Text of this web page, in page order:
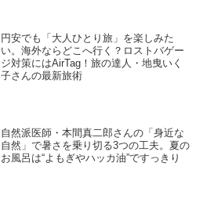
円安でも「大人ひとり旅」を楽しみた
い。海外ならどこへ行く？ロストバゲー
ジ対策にはAirTag！旅の達人・地曳いく
子さんの最新旅術
自然派医師・本間真二郎さんの「身近な
自然」で暑さを乗り切る3つの工夫。夏の
お風呂は“よもぎやハッカ油”ですっきり